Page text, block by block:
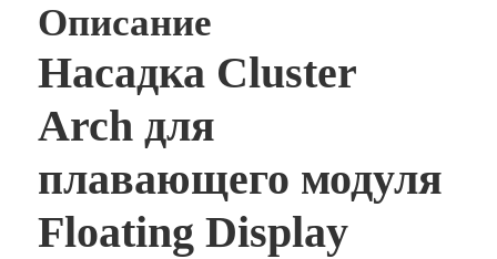
Описание
Насадка Cluster
Arch для
плавающего модуля
Floating Display